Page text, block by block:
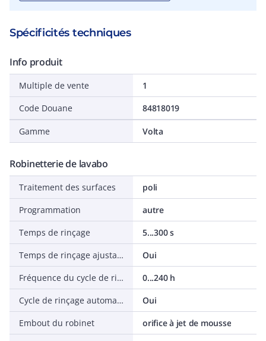
Spécificités techniques
Info produit
Multiple de vente
1
Code Douane
84818019
Gamme Volta
Robinetterie de lavabo
Traitement des surfaces
poli
Programmation
autre
Temps de rinçage
5...300 s
Temps de rinçage ajustable
Oui
Fréquence du cycle de rinçage
0...240 h
Cycle de rinçage automatique
Oui
Embout du robinet
orifice à jet de mousse